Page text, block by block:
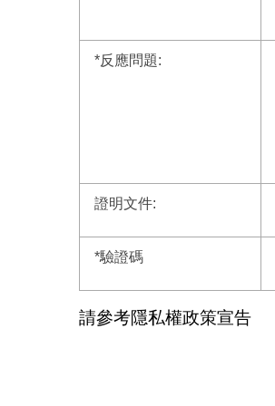
*反應問題:
證明文件:
*驗證碼
請參考隱私權政策宣告